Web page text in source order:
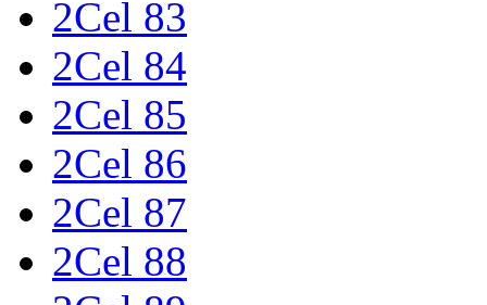
2Cel 83
2Cel 84
2Cel 85
2Cel 86
2Cel 87
2Cel 88